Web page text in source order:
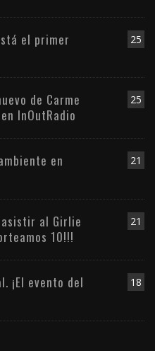
25
el primer
25
de Carme
InOutRadio
21
en
21
asistir al Girlie
10!!!
18
¡El evento del